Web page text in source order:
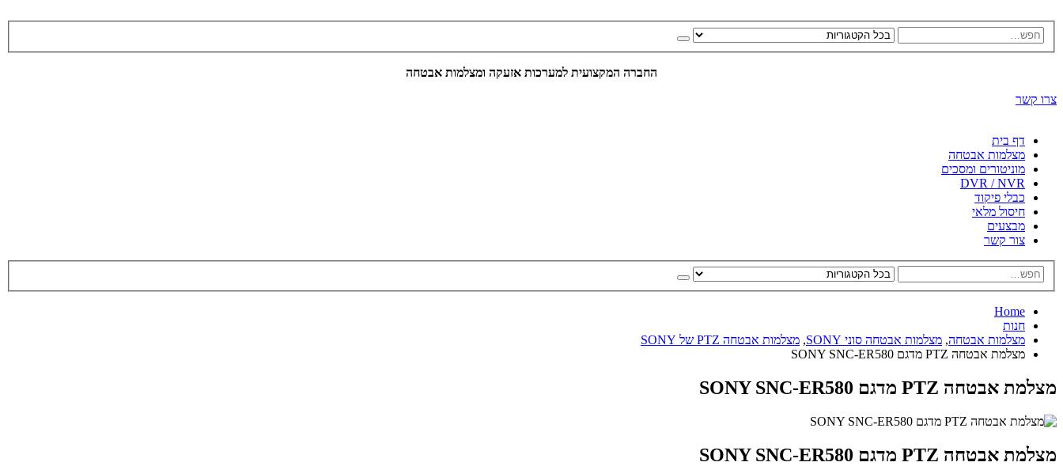
החברה המקצועית למערכות אזעקה ומצלמות אבטחה
צרו קשר
דף בית
מצלמות אבטחה
מוניטורים ומסכים
DVR / NVR
כבלי פיקוד
חיסול מלאי
מבצעים
צור קשר
Home
חנות
מצלמות אבטחה, מצלמות אבטחה סוני SONY , מצלמות אבטחה PTZ של SONY
מצלמת אבטחה PTZ מדגם SONY SNC-ER580
מצלמת אבטחה PTZ מדגם SONY SNC-ER580
מצלמת אבטחה PTZ מדגם SONY SNC-ER580